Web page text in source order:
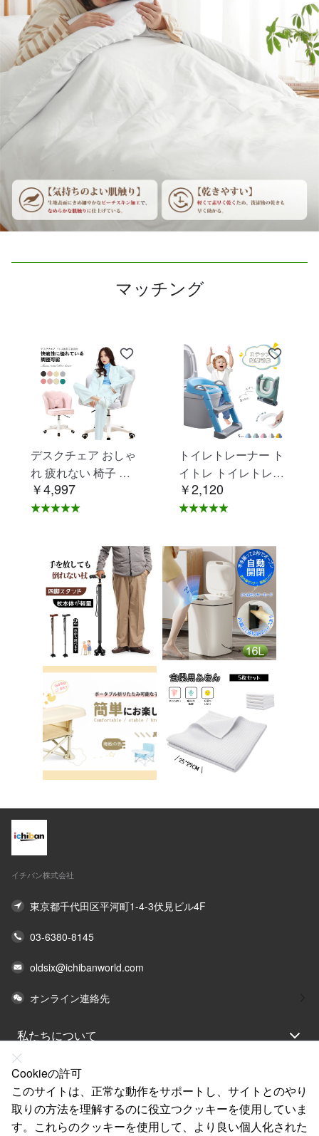
マッチング
デスクチェア おしゃ
れ 疲れない 椅子 白
ホワイト デスクチェ
ア 疲れにくい 学習椅
学習チェア オフィス
チェア パソコンチェ
ア ベロア調 インテリ
ア 椅子 イス 在宅ワ
ーク アシェル ブリリ
アント C-56
￥4,997
トイレトレーナー ト
イトレ トイレトレー
ニング トイレ 練習
折りたたみ おまる 補
供用 便座 トイレ補助
踏み台 男の子 女の子
子供 子ども トイトレ
送料無料 ステップ ス
テップ台 トイレ D-2
8
￥2,120
イチバン株式会社
東京都千代田区平河町1-4-3伏見ビル4F
03-6380-8145
oldsix@ichibanworld.com
オンライン連絡先
私たちについて
法律声明
ヘルプ
サービス
Cookieの許可
このサイトは、正常な動作をサポートし、サイトとのやり
取りの方法を理解するのに役立つクッキーを使用していま
す。これらのクッキーを使用して、より良い個人化された